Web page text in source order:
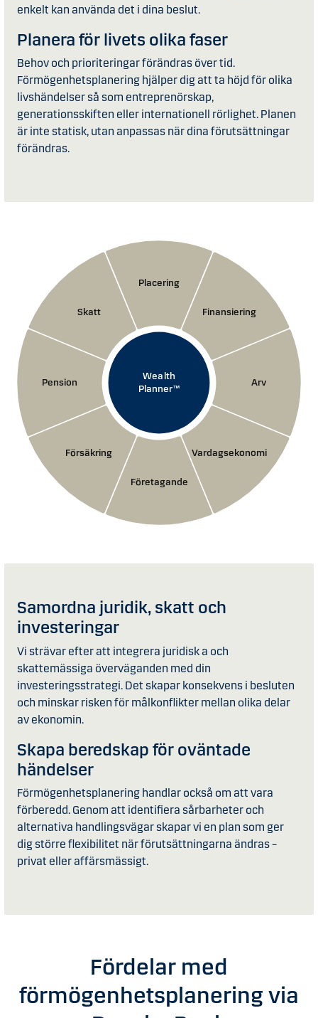
enkelt kan använda det i dina beslut.
Planera för livets olika faser
Behov och prioriteringar förändras över tid.
Förmögenhetsplanering hjälper dig att ta höjd för olika
livshändelser så som entreprenörskap,
generationsskiften eller internationell rörlighet. Planen
är inte statisk, utan anpassas när dina förutsättningar
förändras.
Placering
Finansiering
Arv
Vardagsekonomi
Företagande
Försäkring
Pension
Skatt
Wealth
Planner™
Samordna juridik, skatt och
investeringar
Vi strävar efter att integrera juridisk a och
skattemässiga överväganden med din
investeringsstrategi. Det skapar konsekvens i besluten
och minskar risken för målkonflikter mellan olika delar
av ekonomin.
Skapa beredskap för oväntade
händelser
Förmögenhetsplanering handlar också om att vara
förberedd. Genom att identifiera sårbarheter och
alternativa handlingsvägar skapar vi en plan som ger
dig större flexibilitet när förutsättningarna ändras –
privat eller affärsmässigt.
Fördelar med
förmögenhetsplanering via